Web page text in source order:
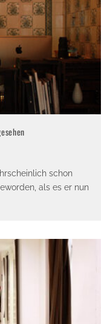
schon
als es er nun